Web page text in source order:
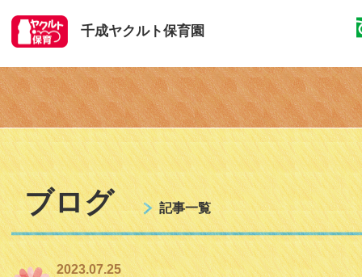
千成ヤクルト保育園
ブログ 記事一覧
2023.07.25